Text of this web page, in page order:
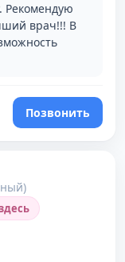
Рекомендую
врач!!! В
Позвонить